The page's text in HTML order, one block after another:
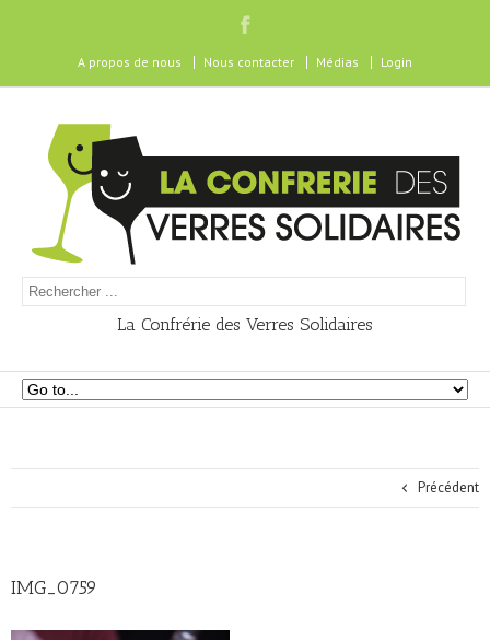
A propos de nous Nous contacter Médias Login
La Confrérie des Verres Solidaires
Précédent
IMG_0759